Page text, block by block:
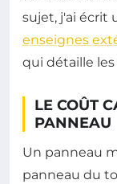
sujet, j'ai écrit
enseignes
qui détaille
LE COÛT
PANNEAU
Un panneau
panneau du